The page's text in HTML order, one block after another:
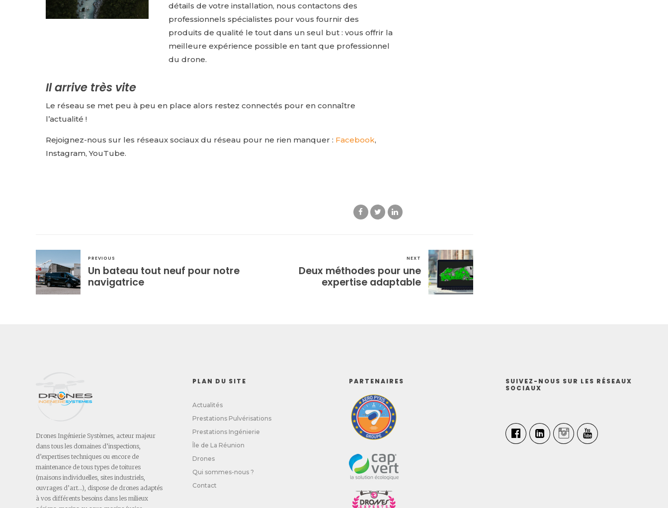
détails de votre installation, nous contactons des
professionnels spécialistes pour vous fournir des
produits de qualité le tout dans un seul but : vous offrir la
meilleure expérience possible en tant que professionnel
du drone.
Il arrive très vite
Le réseau se met peu à peu en place alors restez connectés pour en connaître
l’actualité !
Rejoignez-nous sur les réseaux sociaux du réseau pour ne rien manquer : Facebook,
Instagram,YouTube.
PREVIOUS
Un bateau tout neuf pour notre
navigatrice
NEXT
Deux méthodes pour une
expertise adaptable
Drones Ingénierie Systèmes, acteur majeur
dans tous les domaines d’inspections,
d’expertises techniques ou encore de
maintenance de tous types de toitures
(maisons individuelles, sites industriels,
ouvrages d’art…), dispose de drones adaptés
à vos différents besoins dans les milieux
PLAN DU SITE
Actualités
Prestations Pulvérisations
Prestations Ingénierie
Île de La Réunion
Drones
Qui sommes-nous ?
Contact
PARTENAIRES
SUIVEZ-NOUS SUR LES RÉSEAUX
SOCIAUX